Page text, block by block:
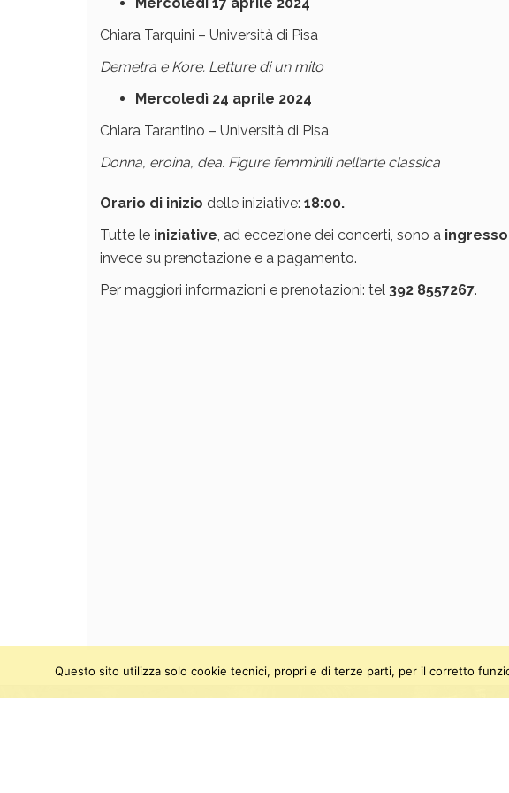
Chiara Tarquini – Università di Pisa
Demetra e Kore. Letture di un mito
Mercoledì 24 aprile 2024
Chiara Tarantino – Università di Pisa
Donna, eroina, dea. Figure femminili nell’arte classica
Orario di inizio delle iniziative: 18:00.
Tutte le iniziative , ad eccezione dei concerti, sono a
invece su prenotazione e a pagamento.
Per maggiori informazioni e prenotazioni: tel 392 8557267.
Questo sito utilizza solo cookie tecnici, propri e di terze parti, per il corretto